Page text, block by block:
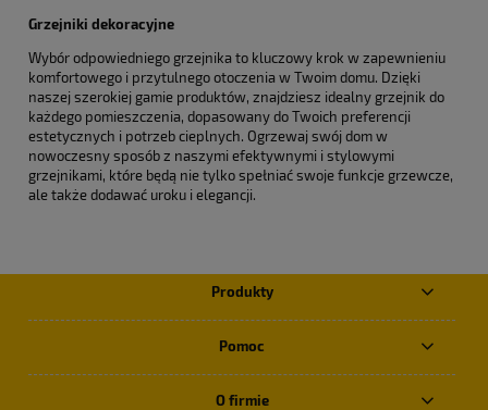
Grzejniki dekoracyjne
Wybór odpowiedniego grzejnika to kluczowy krok w zapewnieniu
komfortowego i przytulnego otoczenia w Twoim domu. Dzięki
naszej szerokiej gamie produktów, znajdziesz idealny grzejnik do
każdego pomieszczenia, dopasowany do Twoich preferencji
estetycznych i potrzeb cieplnych. Ogrzewaj swój dom w
nowoczesny sposób z naszymi efektywnymi i stylowymi
grzejnikami, które będą nie tylko spełniać swoje funkcje grzewcze,
ale także dodawać uroku i elegancji.
Produkty
Pomoc
O firmie